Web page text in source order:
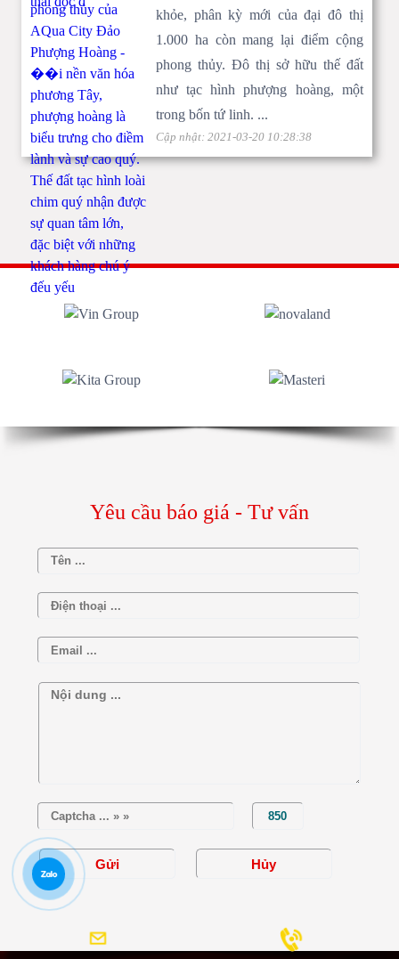
khỏe, phân kỳ mới của đại đô thị
1.000 ha còn mang lại điểm cộng
phong thủy. Đô thị sở hữu thế đất
như tạc hình phượng hoàng, một
trong bốn tứ linh. ...
Cập nhật: 2021-03-20 10:28:38
Yêu cầu báo giá - Tư vấn